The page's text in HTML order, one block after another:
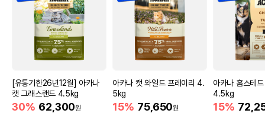
[유통기한26년12월] 아카나
캣 그래스랜드 4.5kg
30% 62,300원
아카나 캣 와일드 프레이리 4.
5kg
15% 75,650원
아카나 홈스테
4.5kg
15%